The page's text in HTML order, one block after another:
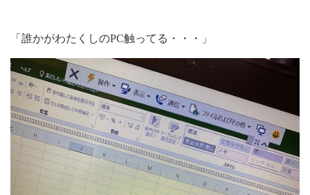
「誰かがわたくしのPC触ってる・・・」